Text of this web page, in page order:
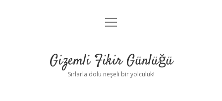
Anasayfa
Yasal Uyarı
menüyü
Gizemli Fikir Günlüğü
Sırlarla dolu neşeli bir yolculuk!